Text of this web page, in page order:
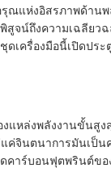
ณแห่งอิสรภาพด้านพ
สูจน์ถึงความเฉลีย
เครื่องมือนี้เปิดปร
แหล่งพลังงานขั้นสูง
จินตนาการมันเป็น
ดคาร์บอนฟุตพรินต์ข